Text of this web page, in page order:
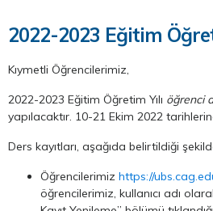
2022-2023 Eğitim
Kıymetli Öğrencilerimiz,
2022-2023 Eğitim Öğretim Yılı öğrenci
yapılacaktır. 10-21 Ekim 2022
Ders kayıtları, aşağıda belirtildiği
Öğrencilerimiz https://
öğrencilerimiz, kullanıcı adı